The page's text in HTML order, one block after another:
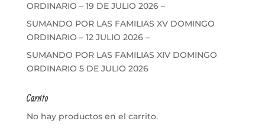
ORDINARIO – 19 DE JULIO 2026 –
SUMANDO POR LAS FAMILIAS XV DOMINGO
ORDINARIO – 12 JULIO 2026 –
SUMANDO POR LAS FAMILIAS XIV DOMINGO
ORDINARIO 5 DE JULIO 2026
Carrito
No hay productos en el carrito.